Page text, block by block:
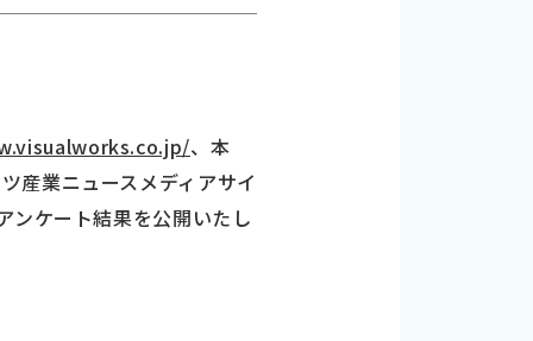
、本
産業ニュースメディアサイ
ンケート結果を公開いたし